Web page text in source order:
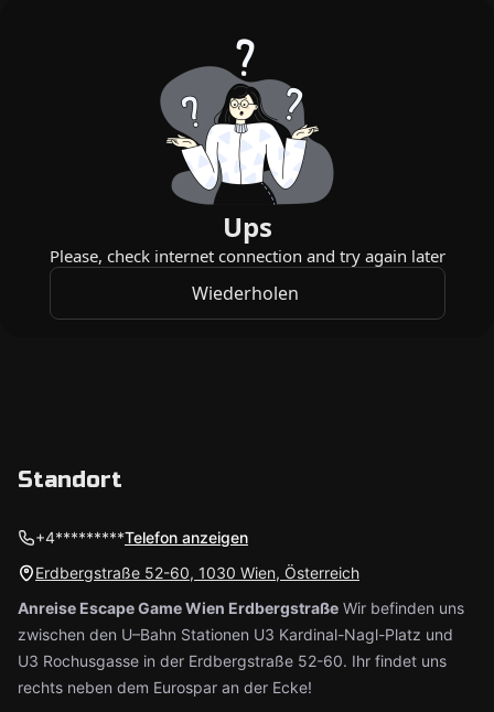
Standort
+4*********Telefon anzeigen
Erdbergstraße 52-60, 1030 Wien, Österreich
Anreise Escape Game Wien Erdbergstraße Wir befinden uns
zwischen den U–Bahn Stationen U3 Kardinal-Nagl-Platz und
U3 Rochusgasse in der Erdbergstraße 52-60. Ihr findet uns
rechts neben dem Eurospar an der Ecke!